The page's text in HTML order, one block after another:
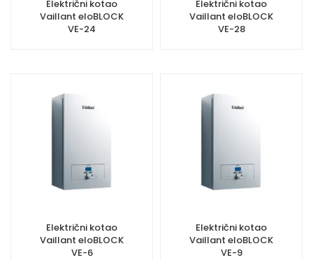
Električni kotao
Vaillant eloBLOCK
VE-24
Električni kotao
Vaillant eloBLOCK
VE-28
Električni kotao
Vaillant eloBLOCK
VE-6
Električni kotao
Vaillant eloBLOCK
VE-9